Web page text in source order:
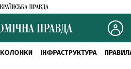
КОЛОНКИ ІНФРАСТРУКТУРА